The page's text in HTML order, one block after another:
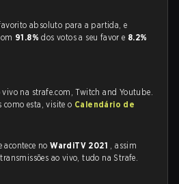
absoluto para a partida, e
91.8%dos votos a seu favor e 8.2%
vivo na strafe.com, Twitch and Youtube.
esta, visite o Calendário de
acontece noWardiTV 2021
, assim
ao vivo, tudo na Strafe.